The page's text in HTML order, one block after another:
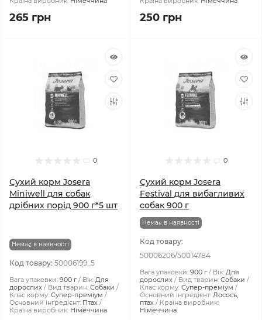
265 грн 250 грн
0
Сухий корм Josera
Miniwell для собак
дрібних порід 900 г*5 шт
Немає в наявності
Код товару: 50006199_5
Вага упаковки: 900 г Вік: Для
дорослих
Вид тварин: Собаки
Клас корму: Супер-преміум
Основний інгредієнт: Птах
Країна виробник: Німеччина
0
Сухий корм Josera
Festival для вибагливих
собак 900 г
Немає в наявності
Код товару:
50006206/50014784
Вага упаковки: 900 г Вік: Для
дорослих
Вид тварин: Собаки
Клас корму: Супер-преміум
Основний інгредієнт: Лосось,
птах
Країна виробник:
Німеччина